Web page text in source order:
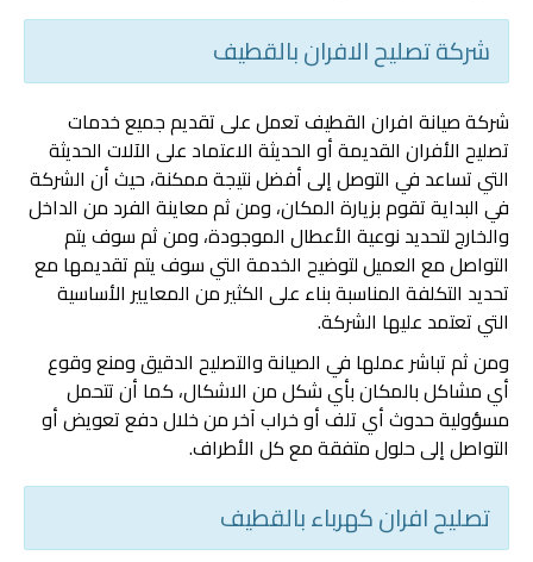
شركة تصليح الافران بالقطيف
شركة صيانة افران القطيف تعمل على تقديم جميع خدمات
تصليح الأفران القديمة أو الحديثة الاعتماد على الآلات الحديثة
التي تساعد في التوصل إلى أفضل نتيجة ممكنة، حيث أن الشركة
في البداية تقوم بزيارة المكان، ومن ثم معاينة الفرد من الداخل
والخارج لتحديد نوعية الأعطال الموجودة، ومن ثم سوف يتم
التواصل مع العميل لتوضيح الخدمة التي سوف يتم تقديمها مع
تحديد التكلفة المناسبة بناء على الكثير من المعايير الأساسية
التي تعتمد عليها الشركة.
ومن ثم تباشر عملها في الصيانة والتصليح الدقيق ومنع وقوع
أي مشاكل بالمكان بأي شكل من الاشكال، كما أن تتحمل
مسؤولية حدوث أي تلف أو خراب آخر من خلال دفع تعويض أو
التواصل إلى حلول متفقة مع كل الأطراف.
تصليح افران كهرباء بالقطيف